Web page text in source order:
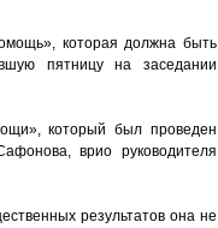
которая должна быть
пятницу на заседании
который был проведен
врио руководителя
результатов она не